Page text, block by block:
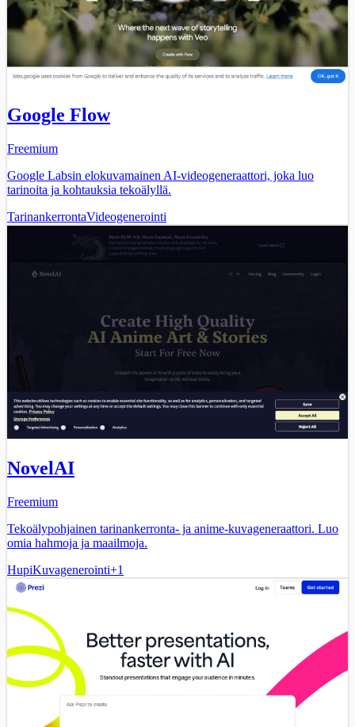
Google Flow
Freemium
Google Labsin elokuvamainen AI-videogeneraattori, joka luo
tarinoita ja kohtauksia tekoälyllä.
TarinankerrontaVideogenerointi
NovelAI
Freemium
Tekoälypohjainen tarinankerronta- ja anime-kuvageneraattori. Luo
omia hahmoja ja maailmoja.
HupiKuvagenerointi+1